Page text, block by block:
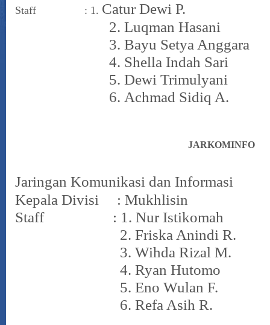
Staff : 1. Catur Dewi P.
2. Luqman Hasani
3. Bayu Setya Anggara
4. Shella Indah Sari
5. Dewi Trimulyani
6. Achmad Sidiq A.
JARKOMINFO
Jaringan Komunikasi dan Informasi
Kepala Divisi : Mukhlisin
Staff : 1. Nur Istikomah
2. Friska Anindi R.
3. Wihda Rizal M.
4. Ryan Hutomo
5. Eno Wulan F.
6. Refa Asih R.